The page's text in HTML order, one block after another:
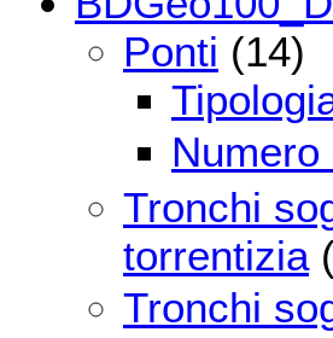
Ponti (14)
Tronchi
torrentizia
Tronchi